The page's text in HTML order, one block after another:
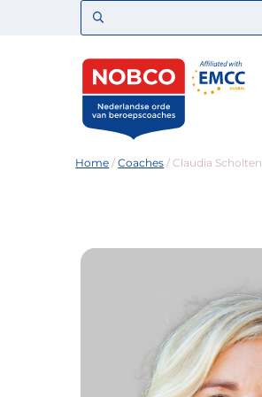
Zoeken
Home /Coaches /Claudia Scholten